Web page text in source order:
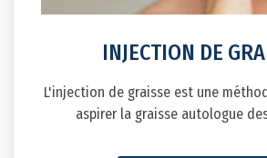
INJECTION DE
L'injection de graisse est une
aspirer la graisse autologue